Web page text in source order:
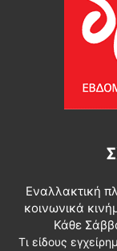
Εναλλακτική
κοινωνικά
Κάθε
Τι είδους